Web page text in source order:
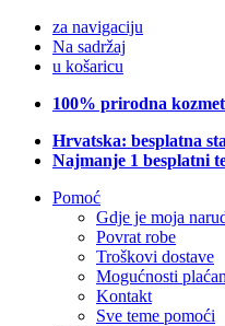
za navigaciju
Na sadržaj
u košaricu
100% prirodna
Hrvatska: besplatna
Najmanje 1 besplatni
Pomoć
Gdje je moja
Povrat robe
Troškovi dostave
Mogućnosti
Kontakt
Sve teme pomoći